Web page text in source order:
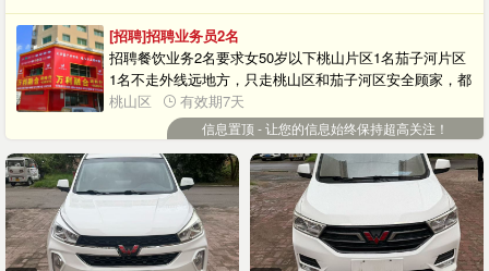
出租微型挖掘机，代替人工，水钻钻眼，透下水透坐便地
漏，电焊工，专业刮大白刷乳胶漆贴壁布壁纸，木工，瓦
工，室内外做防水，高空房盖、渗漏、彩钢瓦 、做防水，
专业做卫生间免砸砖防水，专业美缝，专业瓷砖，家具，
门 ，无缝修补，专业打扫卫生，可以包工包料，本人干活
团队都是以诚信为本，装修一条龙服务，给你创造温馨的
家庭装修，出租微型挖掘机，加个微信备用，
13251649009微信回复不及时打电话。
[招聘]招聘业务员2名
招聘餐饮业务2名要求女50岁以下桃山片区1名茄子河片区
1名不走外线远地方，只走桃山区和茄子河区安全顾家，都
是80后，欢迎姐妹们加入……地址:桃南市场万利融合调料
行15846194009微信同号
桃山区 有效期7天
信息置顶 - 让您的信息始终保持超高关注！